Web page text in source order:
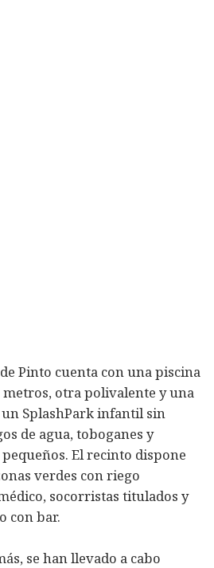
Pinto cuenta con una piscina
metros, otra polivalente y una
un SplashPark infantil sin
de agua, toboganes y
El recinto dispone
verdes con riego
socorristas titulados y
con bar.
se han llevado a cabo